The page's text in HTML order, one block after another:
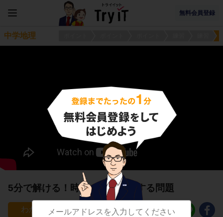
無料会員登録
中学地理
5分で解ける！時差の計算に関する問題
2044